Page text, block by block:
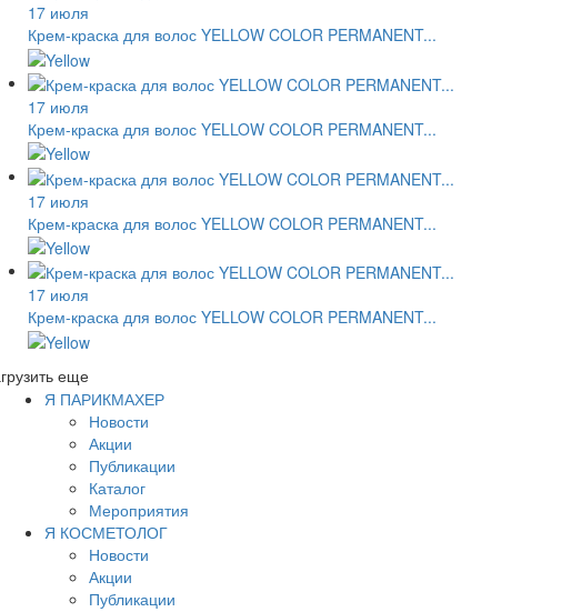
17 июля
Крем-краска для волос YELLOW COLOR PERMANENT...
17 июля
Крем-краска для волос YELLOW COLOR PERMANENT...
17 июля
Крем-краска для волос YELLOW COLOR PERMANENT...
17 июля
Крем-краска для волос YELLOW COLOR PERMANENT...
еще
Я ПАРИКМАХЕР
Новости
Акции
Публикации
Каталог
Мероприятия
Я КОСМЕТОЛОГ
Новости
Акции
Публикации